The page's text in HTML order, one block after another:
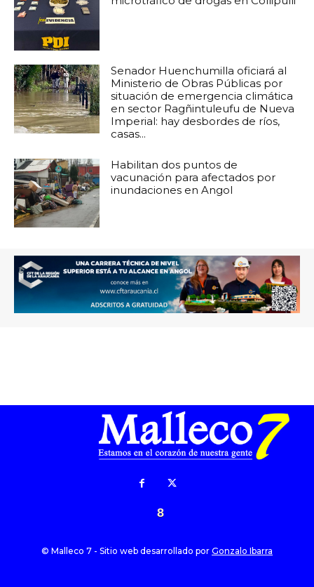
Senador Huenchumilla oficiará al
Ministerio de Obras Públicas por
situación de emergencia climática
en sector Ragñintuleufu de Nueva
Imperial: hay desbordes de ríos,
casas...
Habilitan dos puntos de
vacunación para afectados por
inundaciones en Angol
8
© Malleco 7 - Sitio web desarrollado por Gonzalo Ibarra